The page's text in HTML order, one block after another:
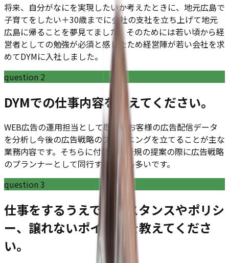
将来、自分がなにを実現したいか考えたときに、地元広島で
子育てをしたい＋30歳までに会社の支社を立ち上げて地元
広島に帰ることを夢見てました。そのためには若い頃から経
営者としての勉強が必須と感じたため経営陣が若い会社を求
めてDYMに入社しました。
question 2
DYMでの仕事内容を教えてください。
WEB広告の運用担当として既存のお客様の広告配信データ
を分析し今後の広告戦略のプランニングを立てることが主な
業務内容です。そちらに付随して新規の提案の際に広告戦略
のプランナーとして同行することも多いです。
question 3
仕事をするうえでの、スタンスやポリシ
ー、譲れないポイントを教えてくださ
い。